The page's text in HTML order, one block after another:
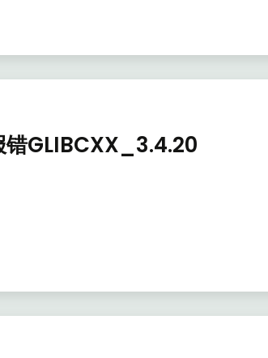
GLIBCXX_3.4.20